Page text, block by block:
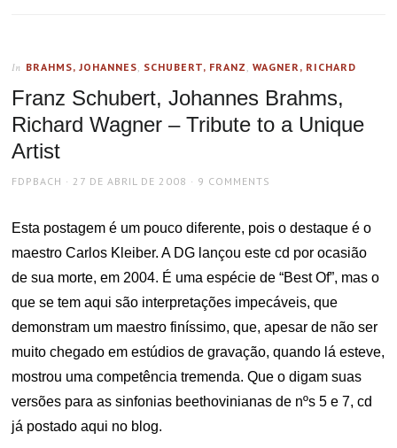
In BRAHMS, JOHANNES, SCHUBERT, FRANZ ,WAGNER, RICHARD
Franz Schubert, Johannes Brahms,
Richard Wagner – Tribute to a Unique
Artist
AUTHOR
FDPBACH
POSTED
27 DE ABRIL DE 2008 9 COMMENTS
Esta postagem é um pouco diferente, pois o destaque é o
maestro Carlos Kleiber. A DG lançou este cd por ocasião
de sua morte, em 2004. É uma espécie de “Best Of”, mas o
que se tem aqui são interpretações impecáveis, que
demonstram um maestro finíssimo, que, apesar de não ser
muito chegado em estúdios de gravação, quando lá esteve,
mostrou uma competência tremenda. Que o digam suas
versões para as sinfonias beethovinianas de nºs 5 e 7, cd
já postado aqui no blog.